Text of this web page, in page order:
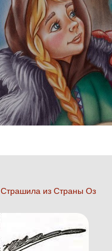
Страшила из Страны Оз